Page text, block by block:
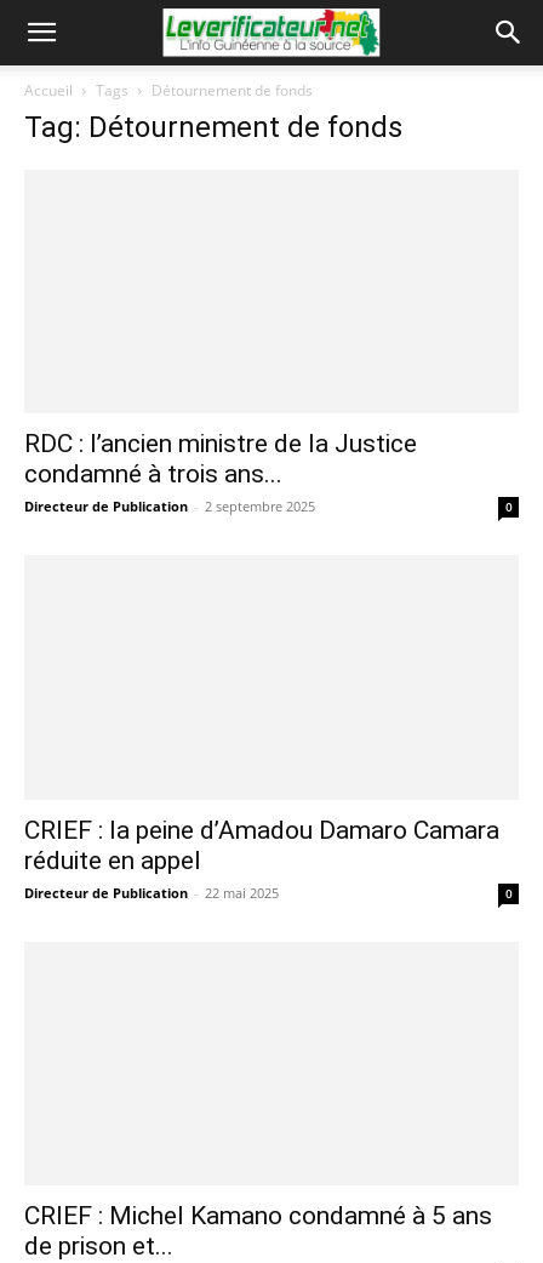
Accueil Tags Détournement de fonds
Tag: Détournement de fonds
RDC : l’ancien ministre de la Justice
condamné à trois ans...
Directeur de Publication - 2 septembre 2025 0
CRIEF : la peine d’Amadou Damaro Camara
réduite en appel
Directeur de Publication - 22 mai 2025 0
CRIEF : Michel Kamano condamné à 5 ans
de prison et...